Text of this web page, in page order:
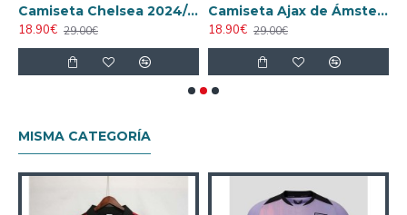
Camiseta Chelsea 2024/2025 Local Niño Kit
18.90€ 29.00€
Camiseta Ajax de Ámsterdam 2024/2025 Local Niño Kit
18.90€ 29.00€
MISMA CATEGORÍA